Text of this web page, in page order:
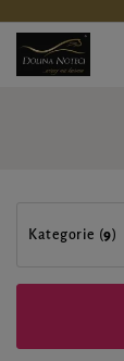
Kategorie (9)